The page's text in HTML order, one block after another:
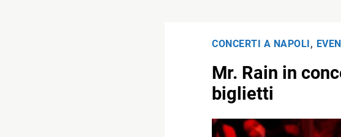
CONCERTI A NAPOLI ,
Mr. Rain in
biglietti